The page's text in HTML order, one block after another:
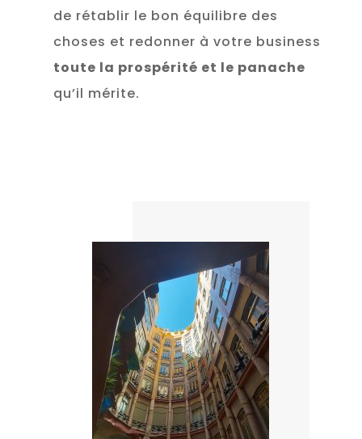
de rétablir le bon équilibre des
choses et redonner à votre business
toute la prospérité et le panache
qu’il mérite.